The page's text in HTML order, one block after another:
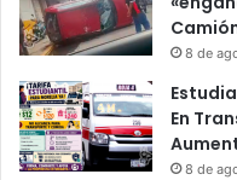
8 de
En
8 de